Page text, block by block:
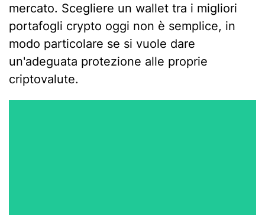
mercato. Scegliere un wallet tra i migliori
portafogli crypto oggi non è semplice, in
modo particolare se si vuole dare
un'adeguata protezione alle proprie
criptovalute.